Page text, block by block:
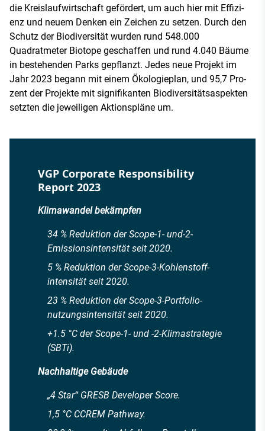
die Kreislaufwirtschaft gefördert, um auch hier mit Effizi­
enz und neuem Denken ein Zeichen zu setzen. Durch den
Schutz der Biodiversität wurden rund 548.000
Quadratmeter Biotope geschaffen und rund 4.040 Bäume
in bestehen­den Parks gepflanzt. Jedes neue Projekt im
Jahr 2023 begann mit einem Ökologieplan, und 95,7 Pro­
zent der Projekte mit signifikanten Biodiversitätsaspekten
setzten die jeweiligen Aktionspläne um.­
VGP Corporate Responsibility
Report 2023
Klimawandel bekämpfen
34 % Reduktion der Scope-1- und-2-
Emissionsintensität seit 2020.
5 % Reduktion der Scope-3-Kohlenstoff-
intensität seit 2020.
23 % Reduktion der Scope-3-Portfolio-
nutzungsintensität seit 2020.
+1.5 °C der Scope-1- und -2-Klimastrategie
(SBTi).
Nachhaltige Gebäude
„4 Star“ GRESB Developer Score.
1,5 °C CCREM Pathway.